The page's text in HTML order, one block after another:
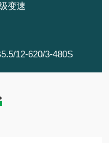
变速
12-620/3-480S